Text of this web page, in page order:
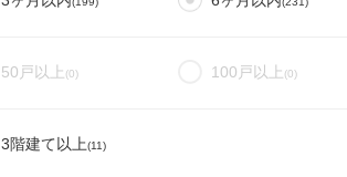
50戸以上 (0) 100戸以上 (0)
3階建て以上(11)